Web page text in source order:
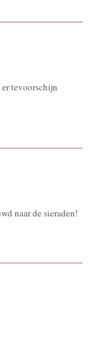
tevoorschijn
naar de sieraden!